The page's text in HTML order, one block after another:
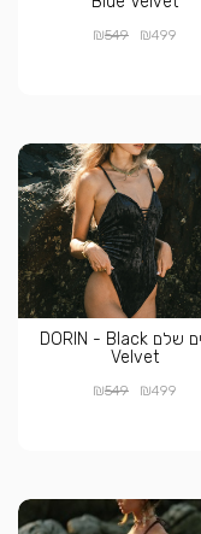
₪499
₪549
בגד ים שלם DORIN - Black
Velvet
₪499
₪549